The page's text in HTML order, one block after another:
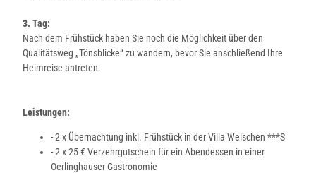
3. Tag:
Nach dem Frühstück haben Sie noch die Möglichkeit über den
Qualitätsweg „Tönsblicke“ zu wandern, bevor Sie anschließend Ihre
Heimreise antreten.
Leistungen:
- 2 x Übernachtung inkl. Frühstück in der Villa Welschen ***S
- 2 x 25 € Verzehrgutschein für ein Abendessen in einer
Oerlinghauser Gastronomie